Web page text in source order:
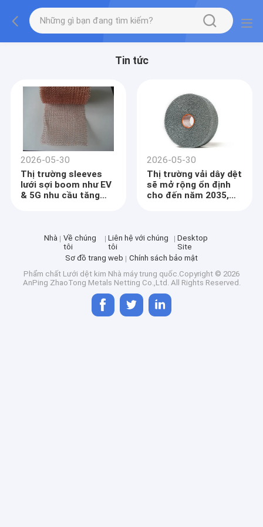
Tin tức
2026-05-30
Thị trường sleeves
lưới sợi boom như EV
& 5G nhu cầu tăng
2026-05-30
Thị trường vải dây dệt
sẽ mở rộng ổn định
cho đến năm 2035,
Nhà
Về chúng
tôi
Liên hệ với chúng
tôi
Desktop
Site
Sơ đồ trang web
Chính sách bảo mật
Phẩm chất Lưới dệt kim Nhà máy trung quốc.Copyright © 2026
AnPing ZhaoTong Metals Netting Co.,Ltd. All Rights Reserved.